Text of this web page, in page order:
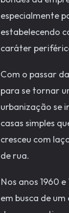
especialmente
estabelecendo
caráter
Com o passar
para se tornar
urbanização se
casas simples
cresceu com
de rua.
Nos anos 1960
em busca de